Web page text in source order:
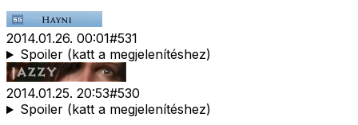
2014.01.26. 00:01#531
Spoiler (katt a megjelenítéshez)
2014.01.25. 20:53#530
Spoiler (katt a megjelenítéshez)